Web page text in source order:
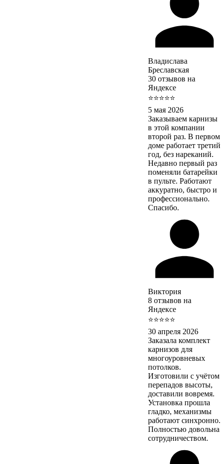
Владислава
Бреславская
30 отзывов на
Яндексе
⭐⭐⭐⭐⭐
5 мая 2026
Заказываем карнизы
в этой компании
второй раз. В первом
доме работает третий
год, без нареканий.
Недавно первый раз
поменяли батарейки
в пульте. Работают
аккуратно, быстро и
профессионально.
Спасибо.
Виктория
8 отзывов на
Яндексе
⭐⭐⭐⭐⭐
30 апреля 2026
Заказала комплект
карнизов для
многоуровневых
потолков.
Изготовили с учётом
перепадов высоты,
доставили вовремя.
Установка прошла
гладко, механизмы
работают синхронно.
Полностью довольна
сотрудничеством.